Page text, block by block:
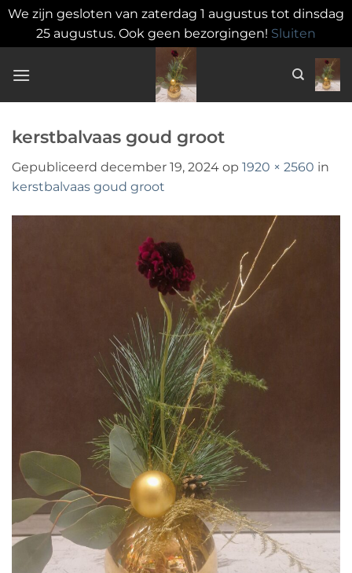
We zijn gesloten van zaterdag 1 augustus tot dinsdag
25 augustus. Ook geen bezorgingen! Sluiten
naar
kerstbalvaas goud groot
Gepubliceerd december 19, 2024 op 1920 × 2560 in
kerstbalvaas goud groot